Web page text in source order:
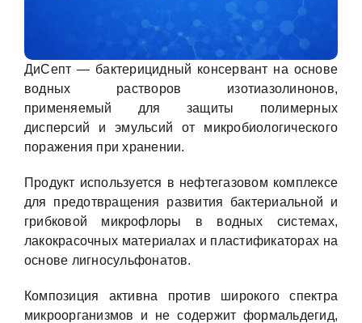
ДиСепт — бактерицидный консервант на основе
водных растворов изотиазолинонов,
применяемый для защиты полимерных
дисперсий и эмульсий от микробиологического
поражения при хранении.
Продукт используется в нефтегазовом комплексе
для предотвращения развития бактериальной и
грибковой микрофлоры в водных системах,
лакокрасочных материалах и пластификаторах на
основе лигносульфонатов.
Композиция активна против широкого спектра
микроорганизмов и не содержит формальдегид,